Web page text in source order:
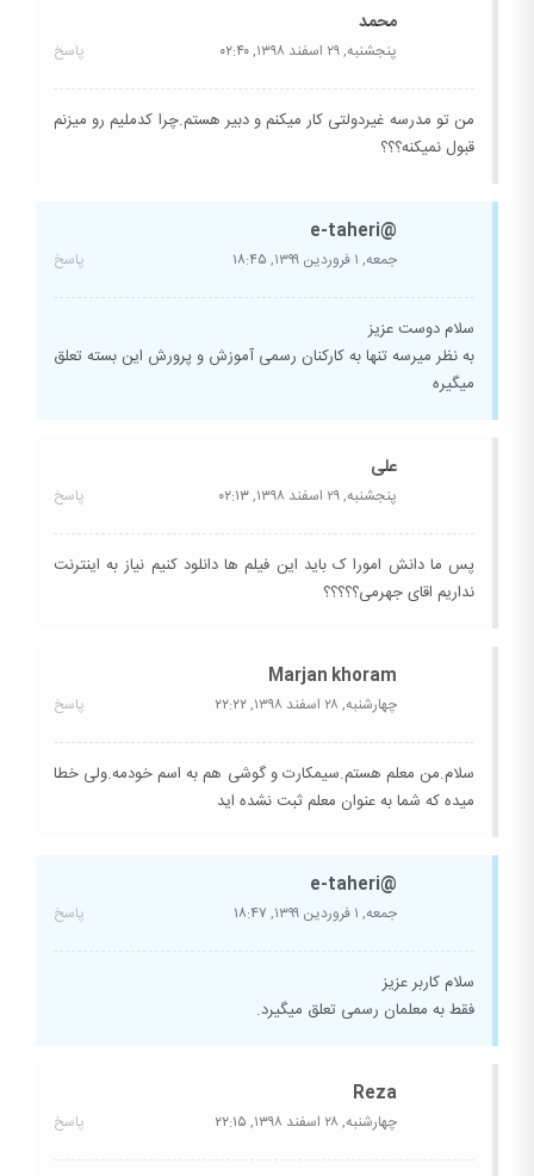
محمد
پنجشنبه, ۲۹ اسفند ۱۳۹۸, ۰۲:۴۰ پاسخ
من تو مدرسه غیردولتی کار میکنم و دبیر هستم.چرا کدملیم رو میزنم
قبول نمیکنه؟؟؟
@e-taheri
جمعه, ۱ فروردین ۱۳۹۹, ۱۸:۴۵ پاسخ
سلام دوست عزیز
به نظر میرسه تنها به کارکنان رسمی آموزش و پرورش این بسته تعلق
میگیره
علی
پنجشنبه, ۲۹ اسفند ۱۳۹۸, ۰۲:۱۳ پاسخ
پس ما دانش امورا ک باید این فیلم ها دانلود کنیم نیاز به اینترنت
نداریم اقای جهرمی؟؟؟؟؟
Marjan khoram
چهارشنبه, ۲۸ اسفند ۱۳۹۸, ۲۲:۲۲ پاسخ
سلام.من معلم هستم.سیمکارت و گوشی هم به اسم خودمه.ولی خطا
میده که شما به عنوان معلم ثبت نشده اید
@e-taheri
جمعه, ۱ فروردین ۱۳۹۹, ۱۸:۴۷ پاسخ
سلام کاربر عزیز
فقط به معلمان رسمی تعلق میگیرد.
Reza
چهارشنبه, ۲۸ اسفند ۱۳۹۸, ۲۲:۱۵ پاسخ